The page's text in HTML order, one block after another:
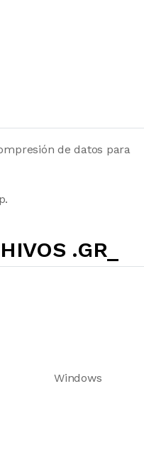
de datos para
.GR_
Windows